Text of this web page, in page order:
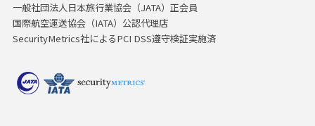
一般社団法人日本旅行業協会（JATA）正会員
国際航空運送協会（IATA）公認代理店
SecurityMetrics社によるPCI DSS遵守検証実施済